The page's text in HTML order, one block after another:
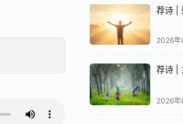
荐诗 |
2026年
荐诗 |
2026年